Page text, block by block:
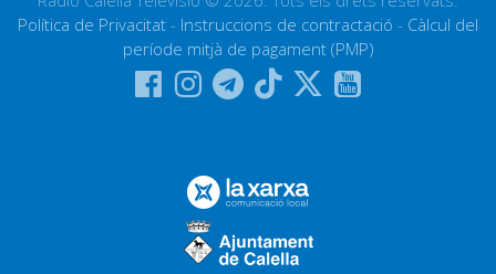
Política de Privacitat - Instruccions de contractació - Càlcul del
període mitjà de pagament (PMP)